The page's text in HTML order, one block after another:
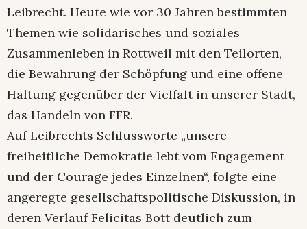
Leibrecht. Heute wie vor 30 Jahren bestimmten
Themen wie solidarisches und soziales
Zusammenleben in Rottweil mit den Teilorten,
die Bewahrung der Schöpfung und eine offene
Haltung gegenüber der Vielfalt in unserer Stadt,
das Handeln von FFR.
Auf Leibrechts Schlussworte „unsere
freiheitliche Demokratie lebt vom Engagement
und der Courage jedes Einzelnen“, folgte eine
angeregte gesellschaftspolitische Diskussion, in
deren Verlauf Felicitas Bott deutlich zum